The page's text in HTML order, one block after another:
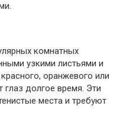
комнатных
узкими листьями и
оранжевого или
долгое время. Эти
места и требуют